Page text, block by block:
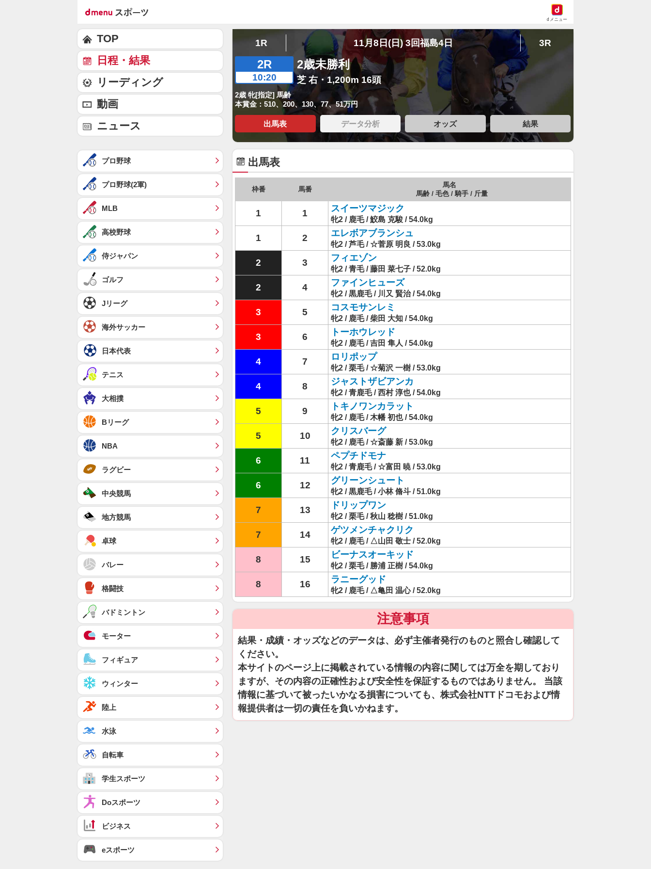
dメニュー
1R 11月8日(日) 3回福島4日 3R
2R
10:20
2歳未勝利
芝 右・1,200m 16頭
2歳 牝[指定] 馬齢
本賞金：510、200、130、77、51万円
出馬表 データ分析 オッズ 結果
出馬表
枠番 馬番
馬名
馬齢 / 毛色 / 騎手 / 斤量
1 1 スイーツマジック
牝2 / 鹿毛 / 鮫島 克駿 / 54.0kg
1 2 エレボアブランシュ
牝2 / 芦毛 / ☆菅原 明良 / 53.0kg
2 3 フィエゾン
牝2 / 青毛 / 藤田 菜七子 / 52.0kg
2 4 ファインヒューズ
牝2 / 黒鹿毛 / 川又 賢治 / 54.0kg
3 5 コスモサンレミ
牝2 / 鹿毛 / 柴田 大知 / 54.0kg
3 6 トーホウレッド
牝2 / 鹿毛 / 吉田 隼人 / 54.0kg
4 7 ロリポップ
牝2 / 栗毛 / ☆菊沢 一樹 / 53.0kg
4 8 ジャストザビアンカ
牝2 / 青鹿毛 / 西村 淳也 / 54.0kg
5 9 トキノワンカラット
牝2 / 鹿毛 / 木幡 初也 / 54.0kg
5 10 クリスバーグ
牝2 / 鹿毛 / ☆斎藤 新 / 53.0kg
6 11 ペプチドモナ
牝2 / 青鹿毛 / ☆富田 暁 / 53.0kg
6 12 グリーンシュート
牝2 / 黒鹿毛 / 小林 脩斗 / 51.0kg
7 13 ドリップワン
牝2 / 栗毛 / 秋山 稔樹 / 51.0kg
7 14 ゲツメンチャクリク
牝2 / 鹿毛 / △山田 敬士 / 52.0kg
8 15 ビーナスオーキッド
牝2 / 栗毛 / 勝浦 正樹 / 54.0kg
8 16 ラニーグッド
牝2 / 鹿毛 / △亀田 温心 / 52.0kg
注意事項
結果・成績・オッズなどのデータは、必ず主催者発行のものと照合し確認して
ください。
本サイトのページ上に掲載されている情報の内容に関しては万全を期しており
ますが、その内容の正確性および安全性を保証するものではありません。 当該
情報に基づいて被ったいかなる損害についても、株式会社NTTドコモおよび情
報提供者は一切の責任を負いかねます。
TOP
日程・結果
リーディング
動画
ニュース
プロ野球
プロ野球(2軍)
MLB
高校野球
侍ジャパン
ゴルフ
Jリーグ
海外サッカー
日本代表
テニス
大相撲
Bリーグ
NBA
ラグビー
中央競馬
地方競馬
卓球
バレー
格闘技
バドミントン
モーター
フィギュア
ウィンター
陸上
水泳
自転車
学生スポーツ
Doスポーツ
ビジネス
eスポーツ